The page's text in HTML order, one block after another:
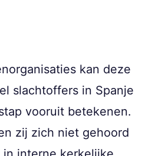
kan deze
slachtoffers in Spanje
vooruit betekenen.
zij zich niet gehoord